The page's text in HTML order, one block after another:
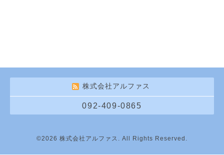
株式会社アルファス
092-409-0865
©2026 株式会社アルファス . All Rights Reserved.